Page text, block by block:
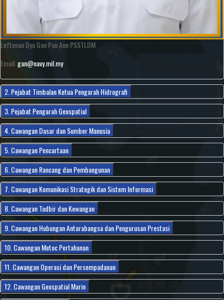
Leftenan Dya Gan Pau Ann PSSTLDM
Email:gan@navy.mil.my
2. Pejabat Timbalan Ketua Pengarah Hidrografi
3. Pejabat Pengarah Geospatial
4. Cawangan Dasar dan Sumber Manusia
5. Cawangan Pencartaan
6. Cawangan Rancang dan Pembangunan
7. Cawangan Komunikasi Strategik dan Sistem Informasi
8. Cawangan Tadbir dan Kewangan
9. Cawangan Hubungan Antarabangsa dan Pengurusan Prestasi
10. Cawangan Metoc Pertahanan
11. Cawangan Operasi dan Persempadanan
12. Cawangan Geospatial Marin